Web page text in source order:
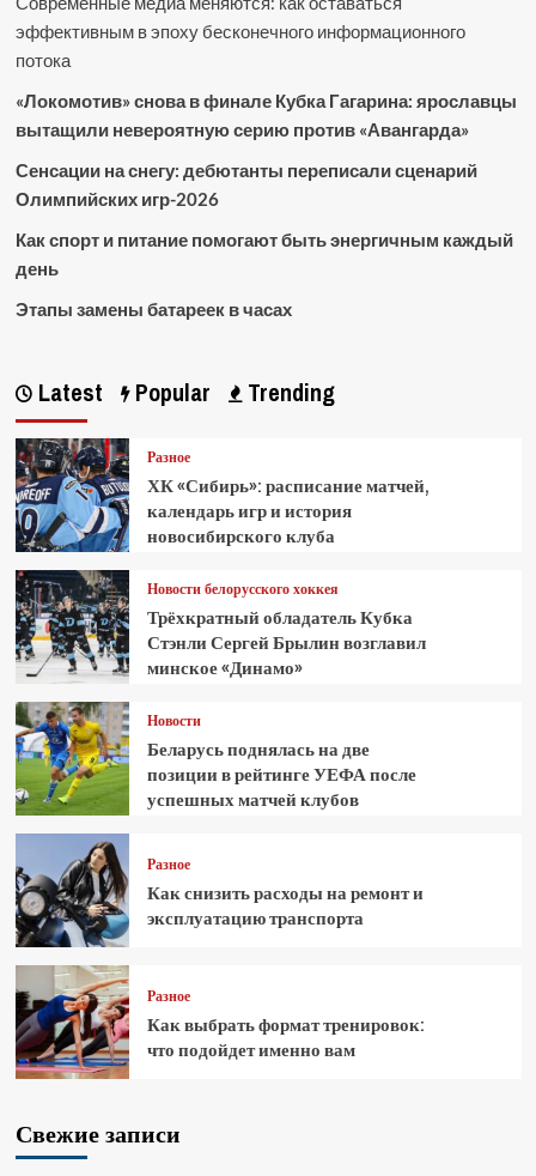
эффективным в эпоху бесконечного информационного
потока
«Локомотив» снова в финале Кубка Гагарина: ярославцы
вытащили невероятную серию против «Авангарда»
Сенсации на снегу: дебютанты переписали сценарий
Олимпийских игр-2026
Как спорт и питание помогают быть энергичным каждый
день
Этапы замены батареек в часах
Latest Popular Trending
Разное
ХК «Сибирь»: расписание матчей,
календарь игр и история
новосибирского клуба
Новости белорусского хоккея
Трёхкратный обладатель Кубка
Стэнли Сергей Брылин возглавил
минское «Динамо»
Новости
Беларусь поднялась на две
позиции в рейтинге УЕФА после
успешных матчей клубов
Разное
Как снизить расходы на ремонт и
эксплуатацию транспорта
Разное
Как выбрать формат тренировок:
что подойдет именно вам
Свежие записи